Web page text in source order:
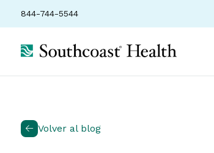
844-744-5544
Volver al blog